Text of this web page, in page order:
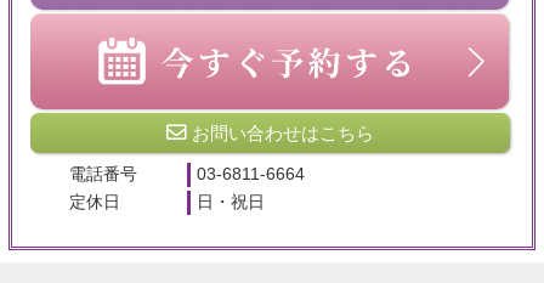
お問い合わせはこちら
電話番号
03-6811-6664
定休日
日・祝日